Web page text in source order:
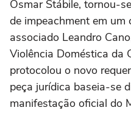
Osmar Stábile, tornou-
de impeachment em
associado Leandro
Violência Doméstica da
protocolou o novo
peça jurídica baseia-se
manifestação oficial do